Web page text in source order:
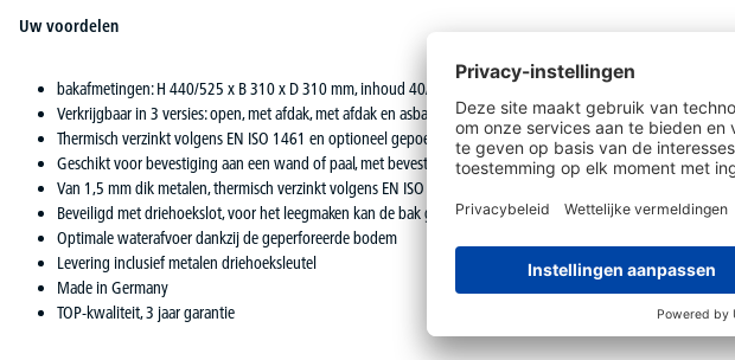
Uw voordelen
bakafmetingen: H 440/525 x B 310 x D 310 mm, inhoud 40/50 liter
Verkrijgbaar in 3 versies: open, met afdak, met afdak en asbak
Thermisch verzinkt volgens EN ISO 1461 en optioneel gepoedercoat, verkrijgbaar in veel verschillende kleuren
Geschikt voor bevestiging aan een wand of paal, met bevestigingsrail
Van 1,5 mm dik metalen, thermisch verzinkt volgens EN ISO 1461, optioneel ook gepoedercoat
Beveiligd met driehoekslot, voor het leegmaken kan de bak gedraaid en uitgenomen worden
Optimale waterafvoer dankzij de geperforeerde bodem
Levering inclusief metalen driehoeksleutel
Made in Germany
TOP-kwaliteit, 3 jaar garantie